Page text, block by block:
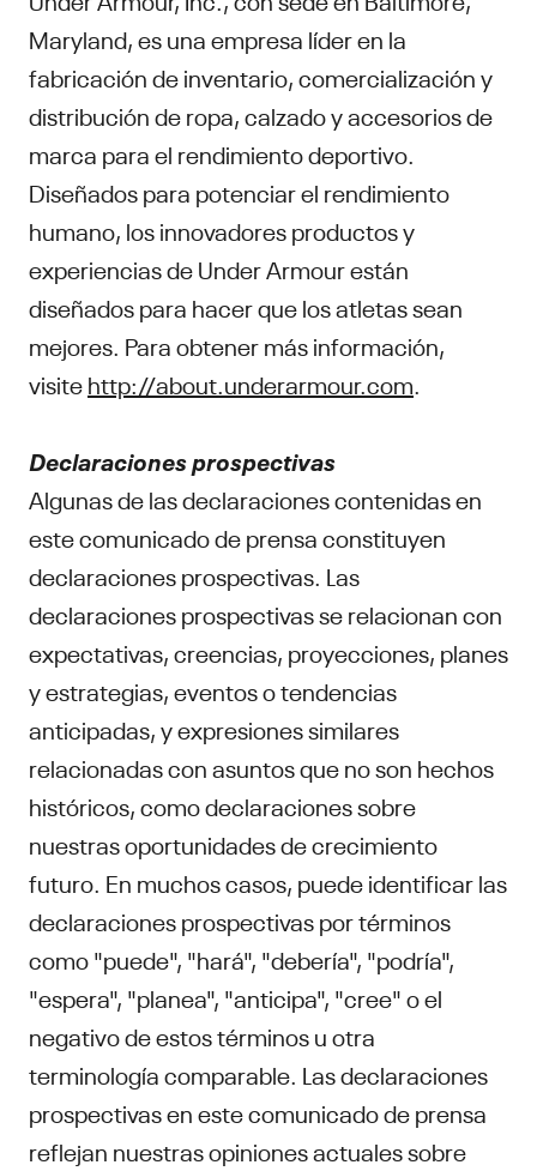
Maryland, es una empresa líder en la
fabricación de inventario, comercialización y
distribución de ropa, calzado y accesorios de
marca para el rendimiento deportivo.
Diseñados para potenciar el rendimiento
humano, los innovadores productos y
experiencias de Under Armour están
diseñados para hacer que los atletas sean
mejores. Para obtener más información,
visitehttp://about.underarmour.com
Declaraciones prospectivas
Algunas de las declaraciones contenidas en
este comunicado de prensa constituyen
declaraciones prospectivas. Las
declaraciones prospectivas se relacionan con
expectativas, creencias, proyecciones, planes
y estrategias, eventos o tendencias
anticipadas, y expresiones similares
relacionadas con asuntos que no son hechos
históricos, como declaraciones sobre
nuestras oportunidades de crecimiento
futuro. En muchos casos, puede identificar las
declaraciones prospectivas por términos
como "puede", "hará", "debería", "podría",
"espera", "planea", "anticipa", "cree" o el
negativo de estos términos u otra
terminología comparable. Las declaraciones
prospectivas en este comunicado de prensa
reflejan nuestras opiniones actuales sobre